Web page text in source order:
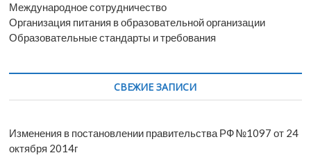
Международное сотрудничество
Организация питания в образовательной организации
Образовательные стандарты и требования
СВЕЖИЕ ЗАПИСИ
Изменения в постановлении правительства РФ №1097 от 24
октября 2014г